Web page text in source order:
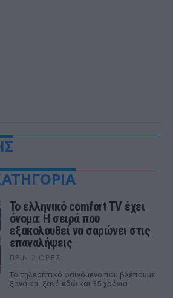
Το ελληνικό comfort TV έχει
όνομα: Η σειρά που
εξακολουθεί να σαρώνει στις
επαναλήψεις
ΠΡΙΝ 2 ΏΡΕΣ
Το τηλεοπτικό φαινόμενο που βλέπουμε
ξανά και ξανά εδώ και 35 χρόνια